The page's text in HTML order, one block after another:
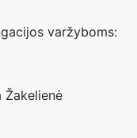
varžyboms:
Žakelienė